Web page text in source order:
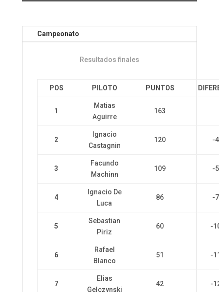
Campeonato
Resultados finales
POS PILOTO PUNTOS
1
Matias
Aguirre
163
2
Ignacio
Castagnin
120 -
3
Facundo
Machinn
109 -
4
Ignacio De
Luca
86 -
5
Sebastian
Piriz
60 -
6
Rafael
Blanco
51 -
7
Elias
Gelczynski
42 -